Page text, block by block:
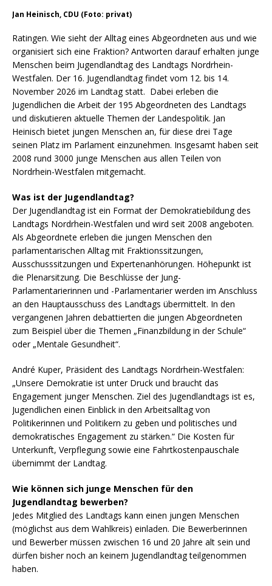
Jan Heinisch, CDU (Foto: privat)
Ratingen. Wie sieht der Alltag eines Abgeordneten aus und wie
organisiert sich eine Fraktion? Antworten darauf erhalten junge
Menschen beim Jugendlandtag des Landtags Nordrhein-
Westfalen. Der 16. Jugendlandtag findet vom 12. bis 14.
November 2026 im Landtag statt. Dabei erleben die
Jugendlichen die Arbeit der 195 Abgeordneten des Landtags
und diskutieren aktuelle Themen der Landespolitik. Jan
Heinisch bietet jungen Menschen an, für diese drei Tage
seinen Platz im Parlament einzunehmen. Insgesamt haben seit
2008 rund 3000 junge Menschen aus allen Teilen von
Nordrhein-Westfalen mitgemacht.
Was ist der Jugendlandtag?
Der Jugendlandtag ist ein Format der Demokratiebildung des
Landtags Nordrhein-Westfalen und wird seit 2008 angeboten.
Als Abgeordnete erleben die jungen Menschen den
parlamentarischen Alltag mit Fraktionssitzungen,
Ausschusssitzungen und Expertenanhörungen. Höhepunkt ist
die Plenarsitzung. Die Beschlüsse der Jung-
Parlamentarierinnen und -Parlamentarier werden im Anschluss
an den Hauptausschuss des Landtags übermittelt. In den
vergangenen Jahren debattierten die jungen Abgeordneten
zum Beispiel über die Themen „Finanzbildung in der Schule“
oder „Mentale Gesundheit“.
André Kuper, Präsident des Landtags Nordrhein-Westfalen:
„Unsere Demokratie ist unter Druck und braucht das
Engagement junger Menschen. Ziel des Jugendlandtags ist es,
Jugendlichen einen Einblick in den Arbeitsalltag von
Politikerinnen und Politikern zu geben und politisches und
demokratisches Engagement zu stärken.“ Die Kosten für
Unterkunft, Verpflegung sowie eine Fahrtkostenpauschale
übernimmt der Landtag.
Wie können sich junge Menschen für den
Jugendlandtag bewerben?
Jedes Mitglied des Landtags kann einen jungen Menschen
(möglichst aus dem Wahlkreis) einladen. Die Bewerberinnen
und Bewerber müssen zwischen 16 und 20 Jahre alt sein und
dürfen bisher noch an keinem Jugendlandtag teilgenommen
haben.